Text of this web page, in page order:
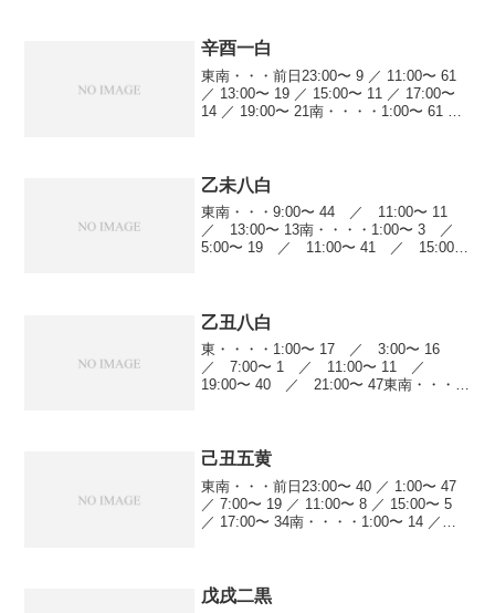
辛酉一白
東南・・・前日23:00〜 9 ／ 11:00〜 61
／ 13:00〜 19 ／ 15:00〜 11 ／ 17:00〜
14 ／ 19:00〜 21南・・・・1:00〜 61 ／
乙未八白
東南・・・9:00〜 44 ／ 11:00〜 11
／ 13:00〜 13南・・・・1:00〜 3 ／
5:00〜 19 ／ 11:00〜 41 ／ 15:00〜
乙丑八白
東・・・・1:00〜 17 ／ 3:00〜 16
／ 7:00〜 1 ／ 11:00〜 11 ／
19:00〜 40 ／ 21:00〜 47東南・・・前
己丑五黄
東南・・・前日23:00〜 40 ／ 1:00〜 47
／ 7:00〜 19 ／ 11:00〜 8 ／ 15:00〜 5
／ 17:00〜 34南・・・・1:00〜 14 ／
戊戌二黒